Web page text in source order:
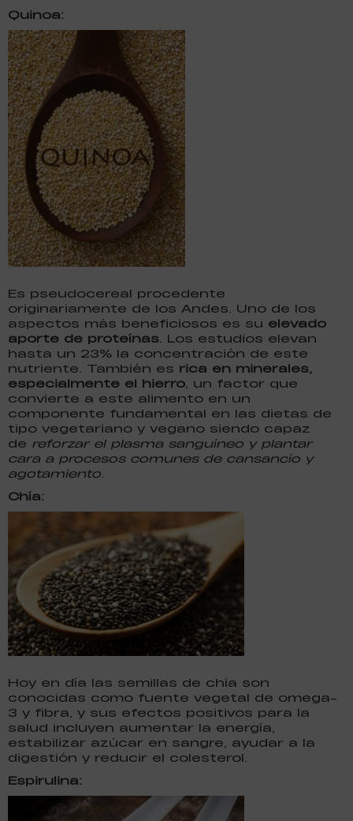
Quinoa:
Es pseudocereal procedente
originariamente de los Andes. Uno de los
aspectos más beneficiosos es su elevado
aporte de proteínas. Los estudios elevan
hasta un 23% la concentración de este
nutriente. También es rica en minerales,
especialmente el hierro, un factor que
convierte a este alimento en un
componente fundamental en las dietas de
tipo vegetariano y vegano siendo capaz
de reforzar el plasma sanguíneo y plantar
cara a procesos comunes de cansancio y
agotamiento.
Chía:
Hoy en día las semillas de chía son
conocidas como fuente vegetal de omega-
3 y fibra, y sus efectos positivos para la
salud incluyen aumentar la energía,
estabilizar azúcar en sangre, ayudar a la
digestión y reducir el colesterol.
Espirulina: